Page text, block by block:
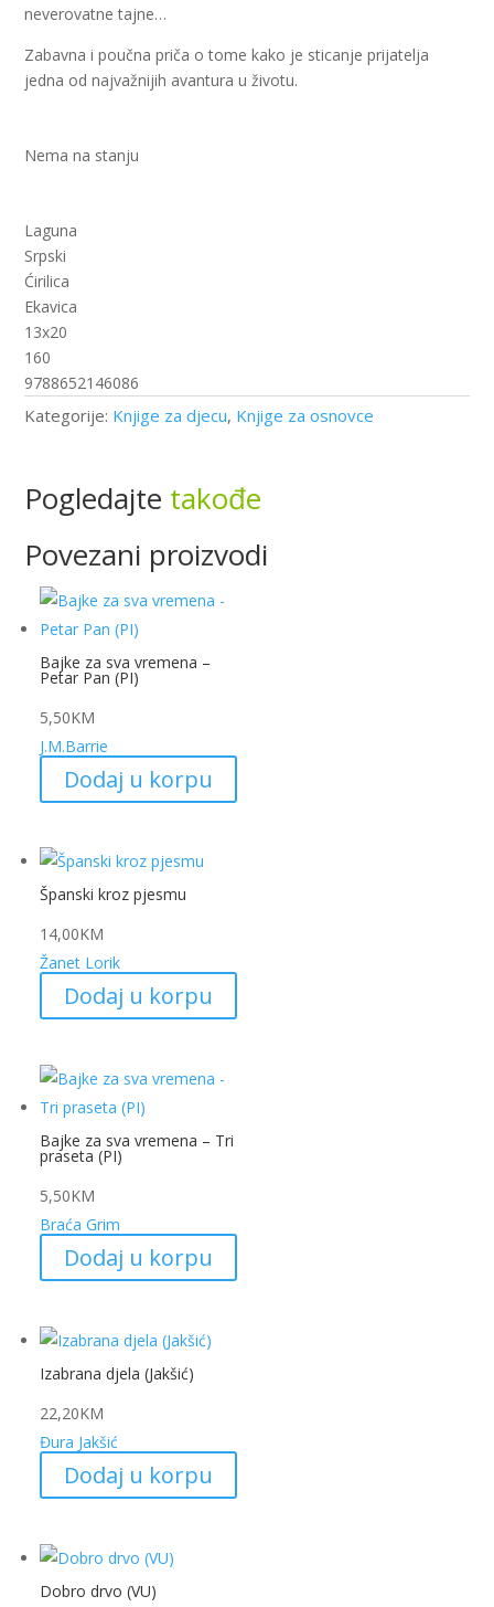
neverovatne tajne…
Zabavna i poučna priča o tome kako je sticanje prijatelja
jedna od najvažnijih avantura u životu.
Nema na stanju
Laguna
Srpski
Ćirilica
Ekavica
13x20
160
9788652146086
Kategorije: Knjige za djecu, Knjige za osnovce
Pogledajte takođe
Povezani proizvodi
Bajke za sva vremena –
Petar Pan (PI)
5,50KM
J.M.Barrie
Dodaj u korpu
Španski kroz pjesmu
14,00KM
Žanet Lorik
Dodaj u korpu
Bajke za sva vremena – Tri
praseta (PI)
5,50KM
Braća Grim
Dodaj u korpu
Izabrana djela (Jakšić)
22,20KM
Đura Jakšić
Dodaj u korpu
Dobro drvo (VU)